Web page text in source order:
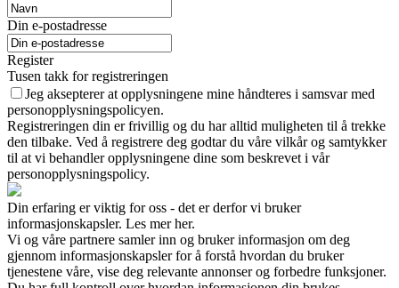
Din e-postadresse
Register
Tusen takk for registreringen
Jeg aksepterer at opplysningene mine håndteres i samsvar med
personopplysningspolicyen.
Registreringen din er frivillig og du har alltid muligheten til å trekke
den tilbake. Ved å registrere deg godtar du våre vilkår og samtykker
til at vi behandler opplysningene dine som beskrevet i vår
personopplysningspolicy.
Din erfaring er viktig for oss - det er derfor vi bruker
informasjonskapsler. Les mer her.
Vi og våre partnere samler inn og bruker informasjon om deg
gjennom informasjonskapsler for å forstå hvordan du bruker
tjenestene våre, vise deg relevante annonser og forbedre funksjoner.